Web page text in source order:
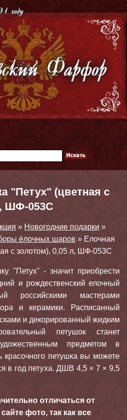
"Петух" (цветная с
ШФ-053С
» Новогодние подарки »
ёлочных шаров » Елочная
с золотом), 0,05 л, ШФ-053С
"Петух" - значит приобрести
и рождественский елочный
российскими мастерами
и керамики. Расписанный
и декорированный жидким
петушок станет
предметом в
петушка вы можете
в год петуха. ДШВ 4,5 × 7 × 9,5
отличаться от
фото, так как все